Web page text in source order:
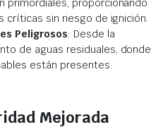
primordiales, proporcionando
críticas sin riesgo de ignición.
Peligrosos: Desde la
de aguas residuales, donde
están presentes.
Mejorada